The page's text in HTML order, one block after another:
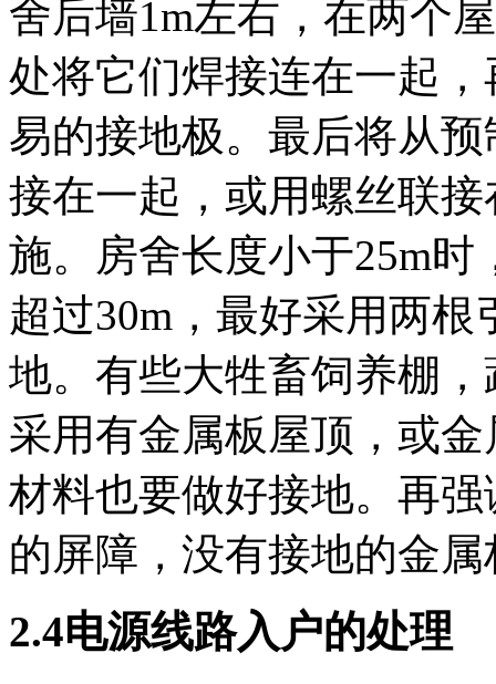
舍后墙1m左右，在两个
处将它们焊接连在一起
易的接地极。最后将从
接在一起，或用螺丝联
施。房舍长度小于25m
超过30m，最好采用两
地。有些大牲畜饲养棚
采用有金属板屋顶，或
材料也要做好接地。再
的屏障，没有接地的金
2.4电源线路入户的处理